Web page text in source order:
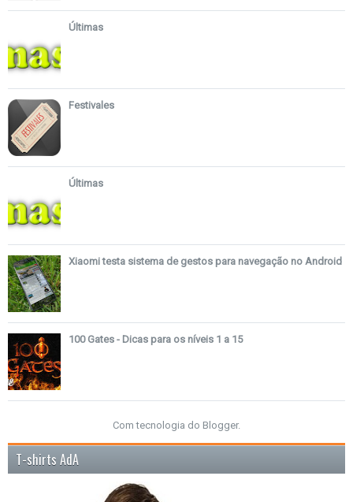
Últimas
Festivales
Últimas
Xiaomi testa sistema de gestos para navegação no Android
100 Gates - Dicas para os níveis 1 a 15
Com tecnologia do Blogger.
T-shirts AdA